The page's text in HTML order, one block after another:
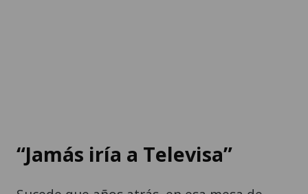
“Jamás iría a Televisa”